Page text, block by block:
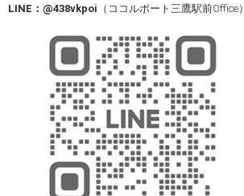
LINE ：@438vkpoi （ココルポート三鷹駅前Office）